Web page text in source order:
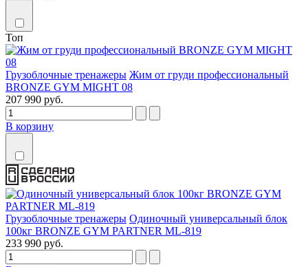
Топ
Грузоблочные тренажеры Жим от груди профессиональный
BRONZE GYM MIGHT 08
207 990 руб.
В корзину
Грузоблочные тренажеры Одиночный универсальный блок
100кг BRONZE GYM PARTNER ML-819
233 990 руб.